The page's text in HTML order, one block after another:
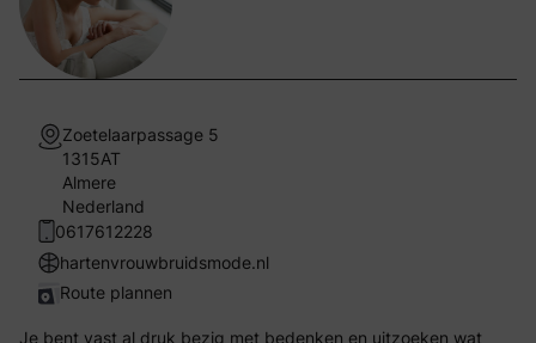
Zoetelaarpassage 5
1315AT
Almere
Nederland
0617612228
hartenvrouwbruidsmode.nl
Route plannen
Je bent vast al druk bezig met bedenken en uitzoeken wat